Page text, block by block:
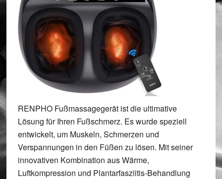
RENPHO Fußmassagegerät ist die ultimative
Lösung für Ihren Fußschmerz. Es wurde speziell
entwickelt, um Muskeln, Schmerzen und
Verspannungen in den Füßen zu lösen. Mit seiner
innovativen Kombination aus Wärme,
Luftkompression und Plantarfasziitis-Behandlung